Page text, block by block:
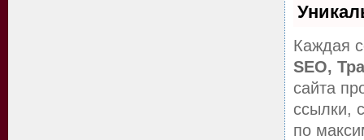
Каждая
SEO,
сайта
ссылки,
по